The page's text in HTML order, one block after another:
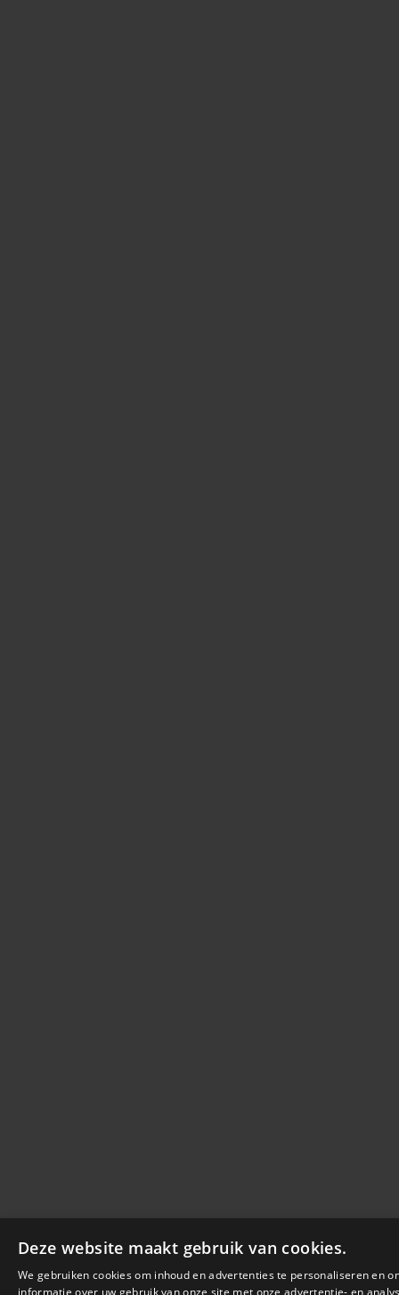
Deze website maakt gebruik van cookies.
We gebruiken cookies om inhoud en advertenties te personaliseren en
informatie over uw gebruik van onze site met onze advertentie- en